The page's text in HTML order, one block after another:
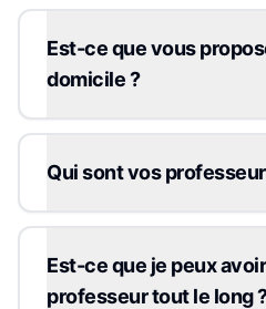
Est-ce que vous
domicile ?
Qui sont vos
Est-ce que je peux
professeur tout le long